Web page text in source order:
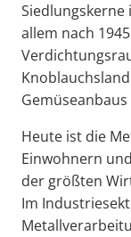
allem nach
Gemüseanbaus
Heute ist die
Einwohnern
der größten
Im